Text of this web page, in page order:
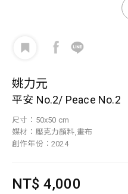
姚力元
平安 No.2/ Peace No.2
尺寸：50x50 cm
媒材：壓克力顏料,畫布
創作年份：2024
NT$ 4,000